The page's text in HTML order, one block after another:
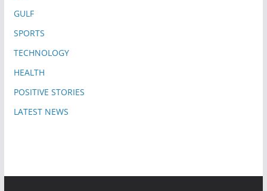
GULF
SPORTS
TECHNOLOGY
HEALTH
POSITIVE STORIES
LATEST NEWS